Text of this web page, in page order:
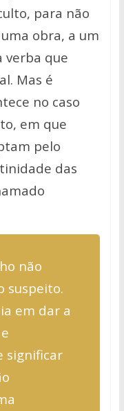
para não
obra, a um
verba que
Mas é
no caso
em que
pelo
das
não
suspeito.
em dar a
significar